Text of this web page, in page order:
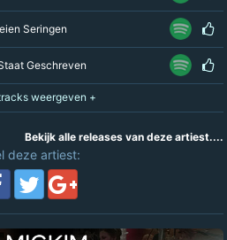
Seringen
Geschreven
Bekijk alle releases van deze artiest....
deze artiest: